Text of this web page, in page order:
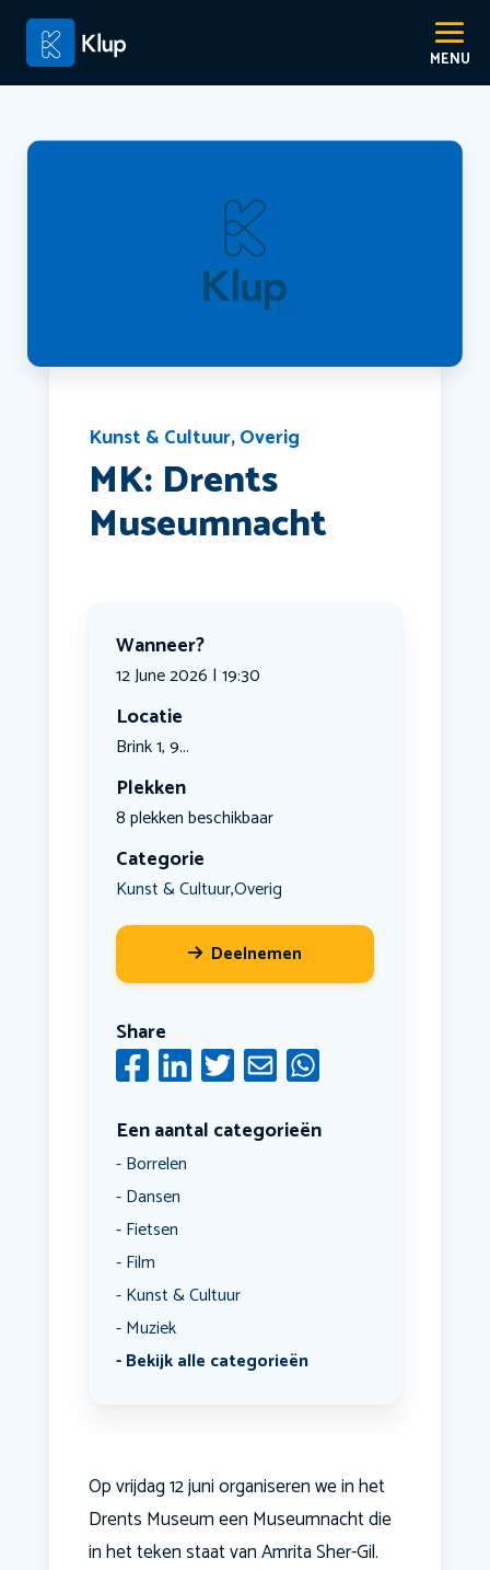
Kunst & Cultuur,Overig
MK: Drents
Museumnacht
Wanneer?
12 June 2026 | 19:30
Locatie
Brink 1, 9...
Plekken
8 plekken beschikbaar
Categorie
Kunst & Cultuur,Overig
Deelnemen
Share
Een aantal categorieën
Borrelen
Dansen
Fietsen
Film
Kunst & Cultuur
Muziek
Bekijk alle categorieën
Op vrijdag 12 juni organiseren we in het
Drents Museum een Museumnacht die
in het teken staat van Amrita Sher-Gil.